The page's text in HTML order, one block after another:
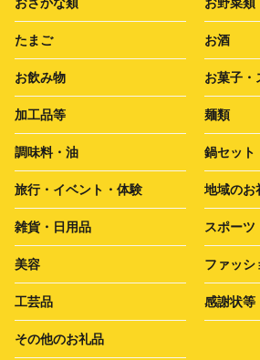
たまご お酒
お飲み物 お菓子・
加工品等 麺類
調味料・油 鍋セット
旅行・イベント・体験 地域のお
雑貨・日用品 スポーツ
美容 ファッシ
工芸品 感謝状等
その他のお礼品